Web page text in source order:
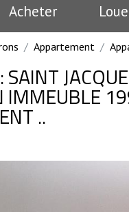
Acheter
Appartement
IMMEUBLE
..